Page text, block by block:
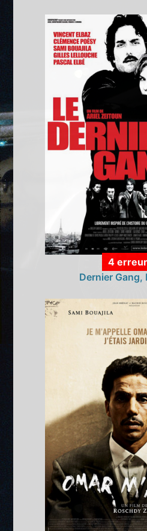
4
Dernier Gang,